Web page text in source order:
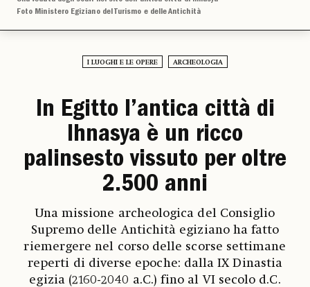
Foto Ministero Egiziano del Turismo e delle Antichità
I LUOGHI E LE OPERE ARCHEOLOGIA
In Egitto l’antica città di
Ihnasya è un ricco
palinsesto vissuto per oltre
2.500 anni
Una missione archeologica del Consiglio
Supremo delle Antichità egiziano ha fatto
riemergere nel corso delle scorse settimane
reperti di diverse epoche: dalla IX Dinastia
egizia (2160-2040 a.C.) fino al VI secolo d.C.